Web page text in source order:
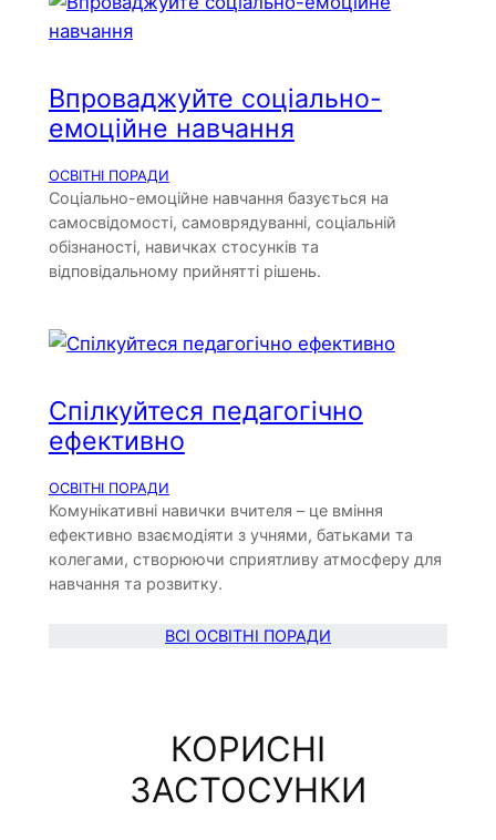
Впроваджуйте соціально-
емоційне навчання
ОСВІТНІ ПОРАДИ
Соціально-емоційне навчання базується на
самосвідомості, самоврядуванні, соціальній
обізнаності, навичках стосунків та
відповідальному прийнятті рішень.
Спілкуйтеся педагогічно
ефективно
ОСВІТНІ ПОРАДИ
Комунікативні навички вчителя – це вміння
ефективно взаємодіяти з учнями, батьками та
колегами, створюючи сприятливу атмосферу для
навчання та розвитку.
ВСІ ОСВІТНІ ПОРАДИ
КОРИСНІ
ЗАСТОСУНКИ